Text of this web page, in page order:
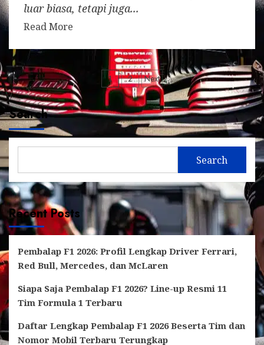
luar biasa, tetapi juga...
Read More
Posts
pagination
1 2 Next
Search
Search
Recent Posts
Pembalap F1 2026: Profil Lengkap Driver Ferrari,
Red Bull, Mercedes, dan McLaren
Siapa Saja Pembalap F1 2026? Line-up Resmi 11
Tim Formula 1 Terbaru
Daftar Lengkap Pembalap F1 2026 Beserta Tim dan
Nomor Mobil Terbaru Terungkap